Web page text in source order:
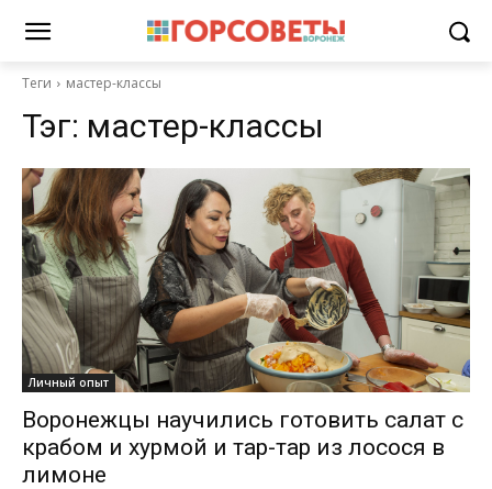
Теги мастер-классы
Тэг: мастер-классы
Личный опыт
Воронежцы научились готовить салат с
крабом и хурмой и тар-тар из лосося в
лимоне